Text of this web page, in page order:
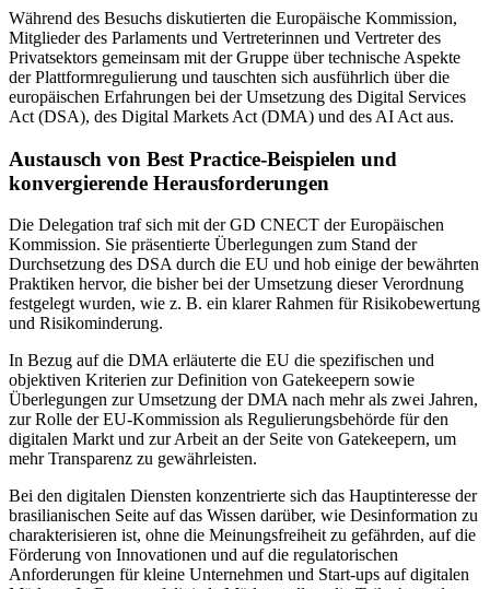
Während des Besuchs diskutierten die Europäische Kommission,
Mitglieder des Parlaments und Vertreterinnen und Vertreter des
Privatsektors gemeinsam mit der Gruppe über technische Aspekte
der Plattformregulierung und tauschten sich ausführlich über die
europäischen Erfahrungen bei der Umsetzung des Digital Services
Act (DSA), des Digital Markets Act (DMA) und des AI Act aus.
Austausch von Best Practice-Beispielen und
konvergierende Herausforderungen
Die Delegation traf sich mit der GD CNECT der Europäischen
Kommission. Sie präsentierte Überlegungen zum Stand der
Durchsetzung des DSA durch die EU und hob einige der bewährten
Praktiken hervor, die bisher bei der Umsetzung dieser Verordnung
festgelegt wurden, wie z. B. ein klarer Rahmen für Risikobewertung
und Risikominderung.
In Bezug auf die DMA erläuterte die EU die spezifischen und
objektiven Kriterien zur Definition von Gatekeepern sowie
Überlegungen zur Umsetzung der DMA nach mehr als zwei Jahren,
zur Rolle der EU-Kommission als Regulierungsbehörde für den
digitalen Markt und zur Arbeit an der Seite von Gatekeepern, um
mehr Transparenz zu gewährleisten.
Bei den digitalen Diensten konzentrierte sich das Hauptinteresse der
brasilianischen Seite auf das Wissen darüber, wie Desinformation zu
charakterisieren ist, ohne die Meinungsfreiheit zu gefährden, auf die
Förderung von Innovationen und auf die regulatorischen
Anforderungen für kleine Unternehmen und Start-ups auf digitalen